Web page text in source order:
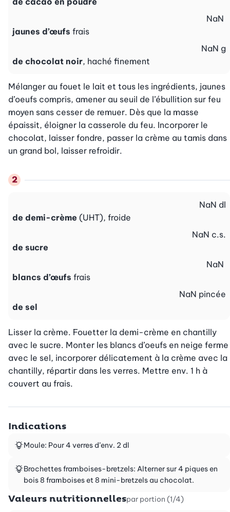
jaunes d’œufs frais
NaN
de chocolat noir, haché finement
NaN g
Mélanger au fouet le lait et tous les ingrédients, jaunes
d’oeufs compris, amener au seuil de l’ébullition sur feu
moyen sans cesser de remuer. Dès que la masse
épaissit, éloigner la casserole du feu. Incorporer le
chocolat, laisser fondre, passer la crème au tamis dans
un grand bol, laisser refroidir.
de demi-crème (UHT), froide
NaN dl
de sucre
NaN c.s.
blancs d’œufs frais
NaN
de sel
NaN pincée
Lisser la crème. Fouetter la demi-crème en chantilly
avec le sucre. Monter les blancs d’oeufs en neige ferme
avec le sel, incorporer délicatement à la crème avec la
chantilly, répartir dans les verres. Mettre env. 1 h à
couvert au frais.
Indications
Moule: Pour 4 verres d’env. 2 dl
Brochettes framboises-bretzels: Alterner sur 4 piques en
bois 8 framboises et 8 mini-bretzels au chocolat.
Valeurs nutritionnellespar portion (1/4)